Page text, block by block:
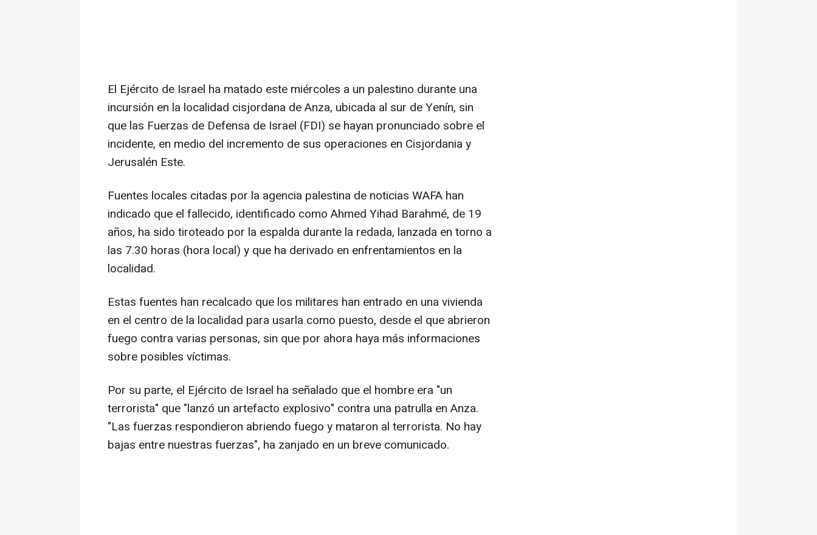
El Ejército de Israel ha matado este miércoles a un palestino durante una
incursión en la localidad cisjordana de Anza, ubicada al sur de Yenín, sin
que las Fuerzas de Defensa de Israel (FDI) se hayan pronunciado sobre el
incidente, en medio del incremento de sus operaciones en Cisjordania y
Jerusalén Este.
Fuentes locales citadas por la agencia palestina de noticias WAFA han
indicado que el fallecido, identificado como Ahmed Yihad Barahmé, de 19
años, ha sido tiroteado por la espalda durante la redada, lanzada en torno a
las 7.30 horas (hora local) y que ha derivado en enfrentamientos en la
localidad.
Estas fuentes han recalcado que los militares han entrado en una vivienda
en el centro de la localidad para usarla como puesto, desde el que abrieron
fuego contra varias personas, sin que por ahora haya más informaciones
sobre posibles víctimas.
Por su parte, el Ejército de Israel ha señalado que el hombre era "un
terrorista" que "lanzó un artefacto explosivo" contra una patrulla en Anza.
"Las fuerzas respondieron abriendo fuego y mataron al terrorista. No hay
bajas entre nuestras fuerzas", ha zanjado en un breve comunicado.